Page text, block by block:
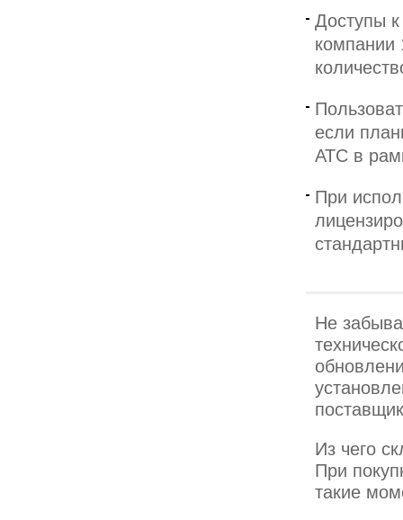
Доступы
компании
если
АТС в
При
Не
Из чего
При
такие